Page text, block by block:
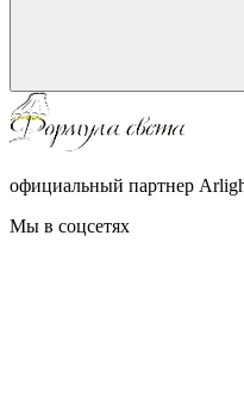
официальный партнер
Мы в соцсетях